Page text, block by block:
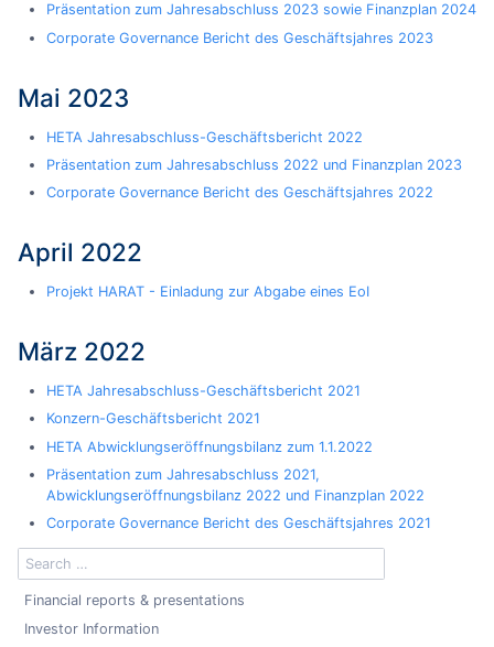
Präsentation zum Jahresabschluss 2023 sowie Finanzplan 2024
Corporate Governance Bericht des Geschäftsjahres 2023
Mai 2023
HETA Jahresabschluss-Geschäftsbericht 2022
Präsentation zum Jahresabschluss 2022 und Finanzplan 2023
Corporate Governance Bericht des Geschäftsjahres 2022
April 2022
Projekt HARAT - Einladung zur Abgabe eines EoI
März 2022
HETA Jahresabschluss-Geschäftsbericht 2021
Konzern-Geschäftsbericht 2021
HETA Abwicklungseröffnungsbilanz zum 1.1.2022
Präsentation zum Jahresabschluss 2021,
Abwicklungseröffnungsbilanz 2022 und Finanzplan 2022
Corporate Governance Bericht des Geschäftsjahres 2021
Financial reports & presentations
Investor Information